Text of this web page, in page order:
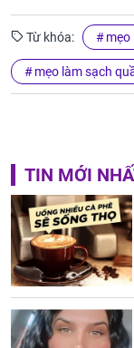
Từ khóa: mẹo
mẹo làm sạch
TIN MỚI